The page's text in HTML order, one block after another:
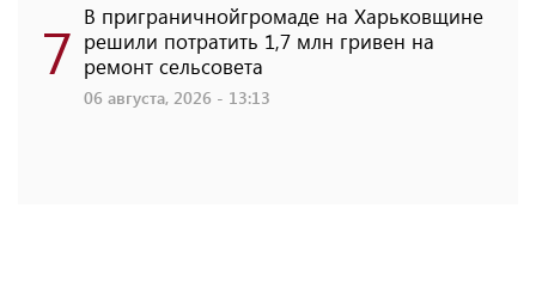
7 В приграничнойгромаде на Харьковщине
решили потратить 1,7 млн ​​гривен на
ремонт сельсовета
06 августа, 2026 - 13:13